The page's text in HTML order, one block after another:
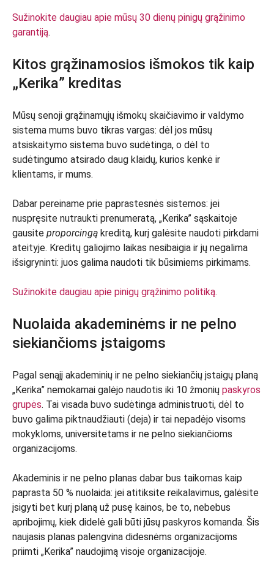
Sužinokite daugiau apie mūsų 30 dienų pinigų grąžinimo
garantiją.
Kitos grąžinamosios išmokos tik kaip
„Kerika” kreditas
Mūsų senoji grąžinamųjų išmokų skaičiavimo ir valdymo
sistema mums buvo tikras vargas: dėl jos mūsų
atsiskaitymo sistema buvo sudėtinga, o dėl to
sudėtingumo atsirado daug klaidų, kurios kenkė ir
klientams, ir mums.
Dabar pereiname prie paprastesnės sistemos: jei
nuspręsite nutraukti prenumeratą, „Kerika” sąskaitoje
gausite proporcingą kreditą, kurį galėsite naudoti pirkdami
ateityje. Kreditų galiojimo laikas nesibaigia ir jų negalima
išsigryninti: juos galima naudoti tik būsimiems pirkimams.
Sužinokite daugiau apie pinigų grąžinimo politiką.
Nuolaida akademinėms ir ne pelno
siekiančioms įstaigoms
Pagal senąjį akademinių ir ne pelno siekiančių įstaigų planą
„Kerika” nemokamai galėjo naudotis iki 10 žmonių paskyros
grupės. Tai visada buvo sudėtinga administruoti, dėl to
buvo galima piktnaudžiauti (deja) ir tai nepadėjo visoms
mokykloms, universitetams ir ne pelno siekiančioms
organizacijoms.
Akademinis ir ne pelno planas dabar bus taikomas kaip
paprasta 50 % nuolaida: jei atitiksite reikalavimus, galėsite
įsigyti bet kurį planą už pusę kainos, be to, nebebus
apribojimų, kiek didelė gali būti jūsų paskyros komanda. Šis
naujasis planas palengvina didesnėms organizacijoms
priimti „Kerika” naudojimą visoje organizacijoje.